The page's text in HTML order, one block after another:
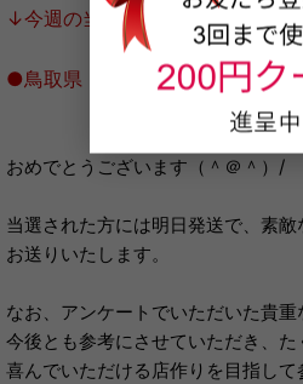
↓今週の当選者はこちら↓
●鳥取県 ぐでたま様
おめでとうございます（＾＠＾）/
当選された方には明日発送で、素
お送りいたします。
なお、アンケートでいただいた貴重
今後とも参考にさせていただき、た
喜んでいただける店作りを目指して